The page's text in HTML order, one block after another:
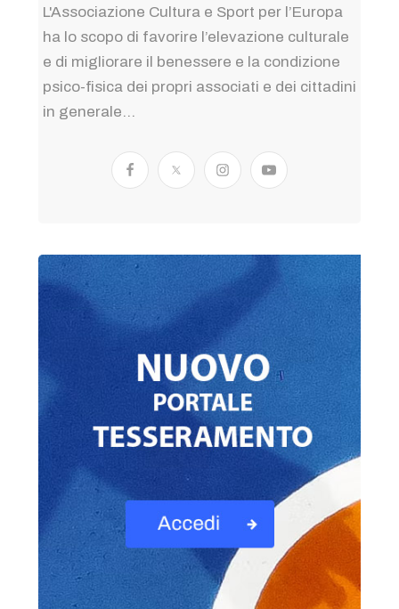
L'Associazione Cultura e Sport per l’Europa
ha lo scopo di favorire l’elevazione culturale
e di migliorare il benessere e la condizione
psico-fisica dei propri associati e dei cittadini
in generale...